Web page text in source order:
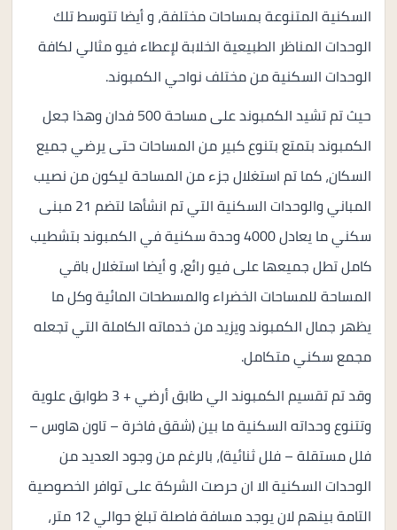
السكنية المتنوعة بمساحات مختلفة، و أيضا تتوسط تلك
الوحدات المناظر الطبيعية الخلابة لإعطاء فيو مثالي لكافة
الوحدات السكنية من مختلف نواحي الكمبوند.
حيث تم تشيد الكمبوند على مساحة 500 فدان وهذا جعل
الكمبوند بتمتع بتنوع كبير من المساحات حتى يرضي جميع
السكان، كما تم استغلال جزء من المساحة ليكون من نصيب
المباني والوحدات السكنية التي تم انشأها لتضم 21 مبنى
سكني ما يعادل 4000 وحدة سكنية في الكمبوند بتشطيب
كامل تطل جميعها على فيو رائع، و أيضا استغلال باقي
المساحة للمساحات الخضراء والمسطحات المائية وكل ما
يظهر جمال الكمبوند ويزيد من خدماته الكاملة التي تجعله
مجمع سكني متكامل.
وقد تم تقسيم الكمبوند الي طابق أرضي + 3 طوابق علوية
وتتنوع وحداته السكنية ما بين (شقق فاخرة – تاون هاوس –
فلل مستقلة – فلل ثنائية)، بالرغم من وجود العديد من
الوحدات السكنية الا ان حرصت الشركة على توافر الخصوصية
التامة بينهم لان يوجد مسافة فاصلة تبلغ حوالي 12 متر،